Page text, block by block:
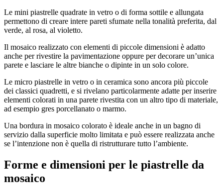
Le mini piastrelle quadrate in vetro o di forma sottile e allungata
permettono di creare intere pareti sfumate nella tonalità preferita, dal
verde, al rosa, al violetto.
Il mosaico realizzato con elementi di piccole dimensioni è adatto
anche per rivestire la pavimentazione oppure per decorare un’unica
parete e lasciare le altre bianche o dipinte in un solo colore.
Le micro piastrelle in vetro o in ceramica sono ancora più piccole
dei classici quadretti, e si rivelano particolarmente adatte per inserire
elementi colorati in una parete rivestita con un altro tipo di materiale,
ad esempio gres porcellanato o marmo.
Una bordura in mosaico colorato è ideale anche in un bagno di
servizio dalla superficie molto limitata e può essere realizzata anche
se l’intenzione non è quella di ristrutturare tutto l’ambiente.
Forme e dimensioni per le piastrelle da
mosaico